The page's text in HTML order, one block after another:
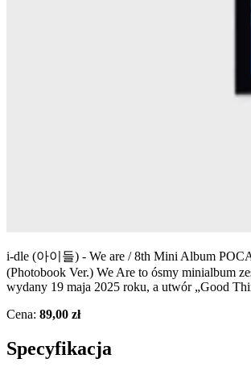
i-dle (아이들) - We are / 8th Mini Album
(Photobook Ver.) We Are to ósmy minialbum
wydany 19 maja 2025 roku, a utwór „Good
Cena: 89,00 zł
Specyfikacja